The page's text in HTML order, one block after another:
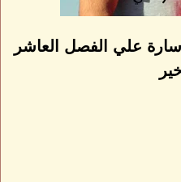
سارة علي الفصل العاشر